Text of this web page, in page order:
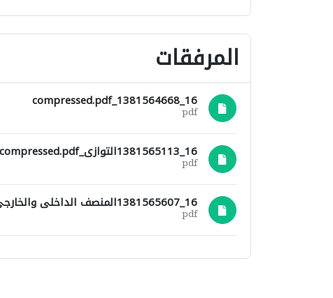
المرفقات
16_1381564668_compressed.pdf
pdf
16_1381565113التوازى_compressed.pdf
pdf
16_1381565607المنصف الداخلى والخارجى_compressed.pdf
pdf